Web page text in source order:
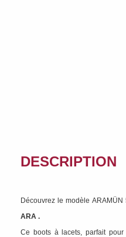
DESCRIPTION
Découvrez le modèle
ARA .
Ce boots à lacets, parfait